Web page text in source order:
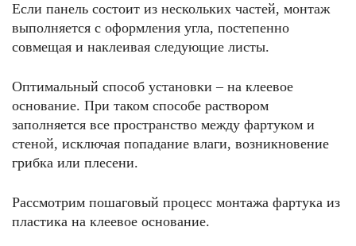
Если панель состоит из нескольких частей, монтаж
выполняется с оформления угла, постепенно
совмещая и наклеивая следующие листы.
Оптимальный способ установки – на клеевое
основание. При таком способе раствором
заполняется все пространство между фартуком и
стеной, исключая попадание влаги, возникновение
грибка или плесени.
Рассмотрим пошаговый процесс монтажа фартука из
пластика на клеевое основание.